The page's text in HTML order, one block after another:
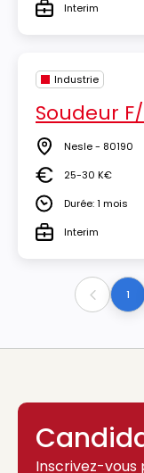
TypeInterim
Industrie
Soudeur
Lieu Nesle - 80190
Salaire25-30 K€
DuréeDurée: 1 mois
TypeInterim
Previous1
Inscrivez-